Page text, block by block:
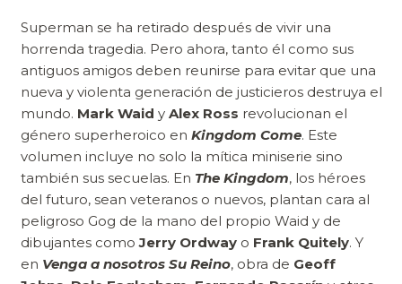
Superman se ha retirado después de vivir una
horrenda tragedia. Pero ahora, tanto él como sus
antiguos amigos deben reunirse para evitar que una
nueva y violenta generación de justicieros destruya el
mundo. Mark Waid y Alex Ross revolucionan el
género superheroico en Kingdom Come. Este
volumen incluye no solo la mítica miniserie sino
también sus secuelas. En The Kingdom, los héroes
del futuro, sean veteranos o nuevos, plantan cara al
peligroso Gog de la mano del propio Waid y de
dibujantes comoJerry Ordwayo Frank Quitely. Y
en Venga a nosotros Su Reino, obra de Geoff